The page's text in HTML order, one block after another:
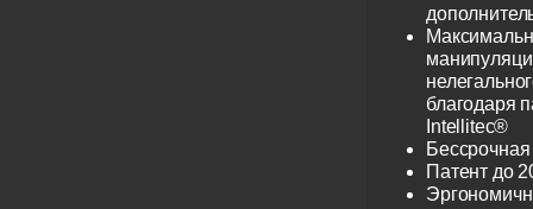
благодаря
Intellitec®
Патент до